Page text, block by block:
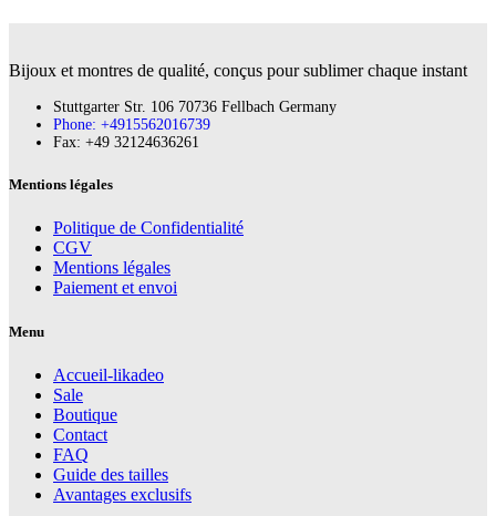
Bijoux et montres de qualité, conçus pour sublimer chaque instant
Stuttgarter Str. 106 70736 Fellbach Germany
Phone: +4915562016739
Fax:‪ +49 32124636261
Mentions légales
Politique de Confidentialité
CGV
Mentions légales
Paiement et envoi
Menu
Accueil-likadeo
Sale
Boutique
Contact
FAQ
Guide des tailles
Avantages exclusifs